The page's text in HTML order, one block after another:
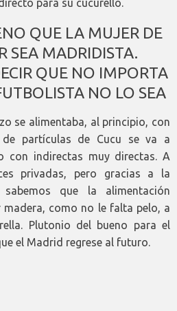
para su cucurello.
QUE LA MUJER DE
SEA MADRIDISTA.
QUE NO IMPORTA
NO LO SEA
se alimentaba, al principio, con
partículas de Cucu se va a
con indirectas muy directas. A
privadas, pero gracias a la
que la alimentación
como no le falta pelo, a
Plutonio del bueno para el
el Madrid regrese al futuro.